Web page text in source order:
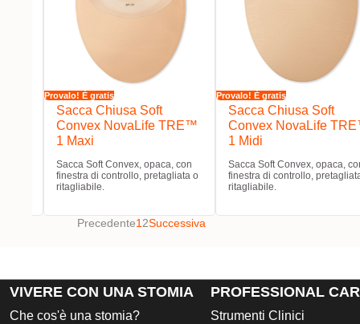
Provalo! È gratis
Sacca Chiusa Soft
Convex NovaLife TRE™
1 Maxi
Sacca Soft Convex, opaca, con
finestra di controllo, pretagliata o
ritagliabile.
Provalo! È gratis
Sacca Chiusa Soft
Convex NovaLife
1 Midi
Sacca Soft Convex, opaca,
finestra di controllo,
ritagliabile.
Precedente1 2Successiva
VIVERE CON UNA STOMIA
Che cos'è una stomia?
PROFESSIONAL
Strumenti Clinici